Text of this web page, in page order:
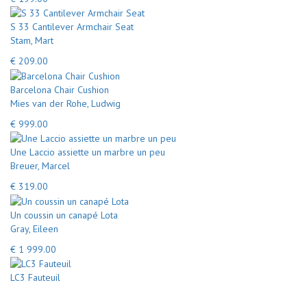
S 33 Cantilever Armchair Seat
Stam, Mart
€ 209.00
Barcelona Chair Cushion
Mies van der Rohe, Ludwig
€ 999.00
Une Laccio assiette un marbre un peu
Breuer, Marcel
€ 319.00
Un coussin un canapé Lota
Gray, Eileen
€ 1 999.00
LC3 Fauteuil